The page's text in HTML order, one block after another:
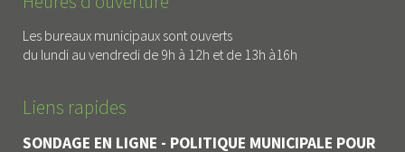
Les bureaux municipaux sont ouverts
du lundi au vendredi de 9h à 12h et de 13h à16h
Liens rapides
SONDAGE EN LIGNE - POLITIQUE MUNICIPALE POUR